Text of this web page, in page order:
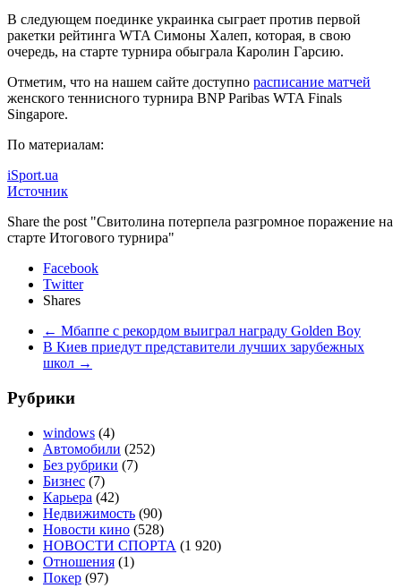
В следующем поединке украинка сыграет против первой
ракетки рейтинга WTA Симоны Халеп, которая, в свою
очередь, на старте турнира обыграла Каролин Гарсию.
Отметим, что на нашем сайте доступно расписание матчей
женского теннисного турнира BNP Paribas WTA Finals
Singapore.
По материалам:
iSport.ua
Источник
Share the post "Свитолина потерпела разгромное поражение на
старте Итогового турнира"
Facebook
Twitter
Shares
← Мбаппе с рекордом выиграл награду Golden Boy
В Киев приедут представители лучших зарубежных
школ →
Рубрики
windows (4)
Автомобили (252)
Без рубрики (7)
Бизнес (7)
Карьера (42)
Недвижимость (90)
Новости кино (528)
НОВОСТИ СПОРТА (1 920)
Отношения (1)
Покер (97)